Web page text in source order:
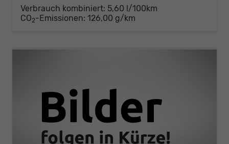
Verbrauch kombiniert: 5,60 l/100km
CO2-Emissionen: 126,00 g/km